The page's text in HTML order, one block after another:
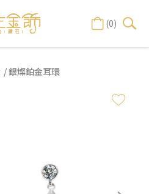
(0)
/ 銀燦鉑金耳環